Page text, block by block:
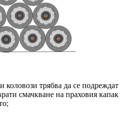
коловози трябва да се подреждат
смачкване на праховия капак